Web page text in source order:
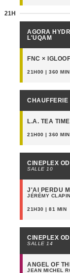
21H
AGORA
L'UQAM
FNC ×
21H00 | 360 MIN
CHAUFFERIE
L.A. TEA
21H00 | 360 MIN
CINEPLEX
SALLE 10
J'AI PERDU
JÉRÉMY CLAPIN
21H30 | 81 MIN
CINEPLEX
SALLE 14
ANGEL OF
JEAN MICHEL